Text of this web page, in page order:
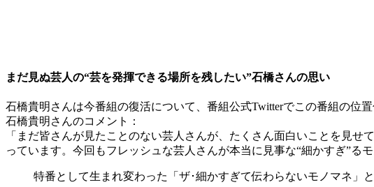
まだ見ぬ芸人の“芸を発揮できる場所を残したい”石橋さんの思い
石橋貴明さんは今番組の復活について、番組公式Twitterでこの番組の位
石橋貴明さんのコメント：
「まだ皆さんが見たことのない芸人さんが、たくさん面白いことを見
っています。今回もフレッシュな芸人さんが本当に見事な“細かすぎ”る
特番として生まれ変わった「ザ･細かすぎて伝わらないモノマネ」